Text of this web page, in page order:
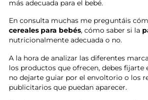
más adecuada para el bebé.
En consulta muchas me preguntáis
cereales para bebés, cómo saber si la
nutricionalmente adecuada o no.
A la hora de analizar las diferentes
los productos que ofrecen, debes fijarte
no dejarte guiar por el envoltorio o los
publicitarios que puedan aparecer.